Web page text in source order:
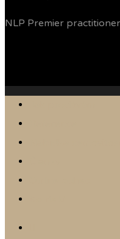
NLP Premier practitioner